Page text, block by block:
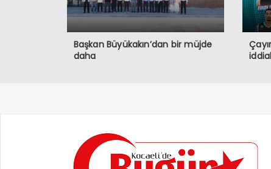
Başkan Büyükakın’dan bir müjde
daha